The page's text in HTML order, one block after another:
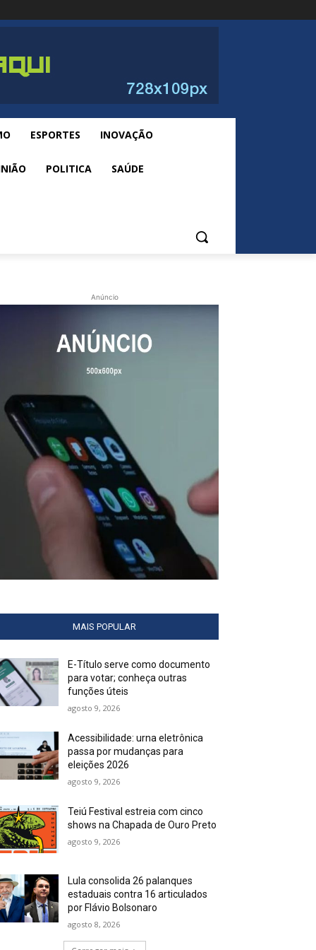
ESPORTES INOVAÇÃO
POLITICA SAÚDE
Anúncio
MAIS POPULAR
E-Título serve como documento
para votar; conheça outras
funções úteis
agosto 9, 2026
Acessibilidade: urna eletrônica
passa por mudanças para
eleições 2026
agosto 9, 2026
Teiú Festival estreia com cinco
shows na Chapada de Ouro Preto
agosto 9, 2026
Lula consolida 26 palanques
estaduais contra 16 articulados
por Flávio Bolsonaro
agosto 8, 2026